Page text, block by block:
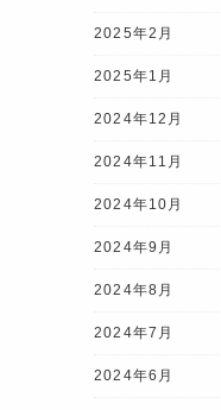
2025年2月
2025年1月
2024年12月
2024年11月
2024年10月
2024年9月
2024年8月
2024年7月
2024年6月